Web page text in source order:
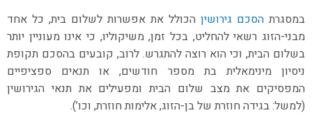
במסגרת הסכם גירושין הכולל את אפשרות לשלום בית, כל אחד
מבני-הזוג רשאי להחליט, בכל זמן, משיקוליו, כי אינו מעוניין יותר
בשלום הבית, וכי הוא רוצה להתגרש. לרוב, קובעים בהסכם תקופת
ניסיון מינימאלית בת מספר חודשים, או תנאים ספציפיים
המפסיקים את מצב שלום הבית ומפעילים את תנאי הגירושין
(למשל: בגידה חוזרת של בן-הזוג, אלימות חוזרת, וכו’).